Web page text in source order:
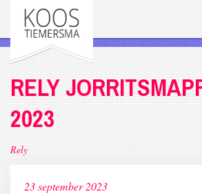
Overslaan
naar
gaan
RELY
2023
Rely
23 september 2023